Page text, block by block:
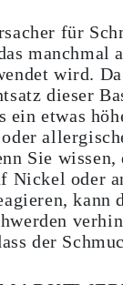
für
manchmal
wird.
dieser
ein etwas
Sie wissen,
Nickel oder
kann
der